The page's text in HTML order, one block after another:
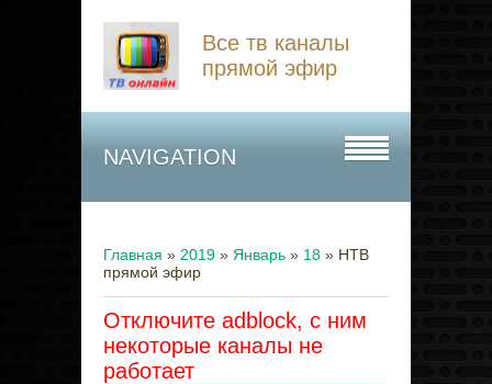
Все тв каналы
прямой эфир
NAVIGATION
Главная » 2019 » Январь » 18 » НТВ
прямой эфир
Отключите adblock, с ним
некоторые каналы не
работает